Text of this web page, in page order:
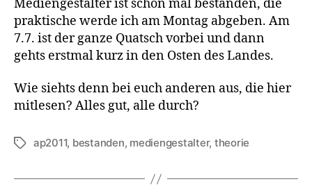
Mediengestalter ist schon mal bestanden, die
praktische werde ich am Montag abgeben. Am
7.7. ist der ganze Quatsch vorbei und dann
gehts erstmal kurz in den Osten des Landes.
Wie siehts denn bei euch anderen aus, die hier
mitlesen? Alles gut, alle durch?
Schlagwörter
ap2011, bestanden, mediengestalter, theorie